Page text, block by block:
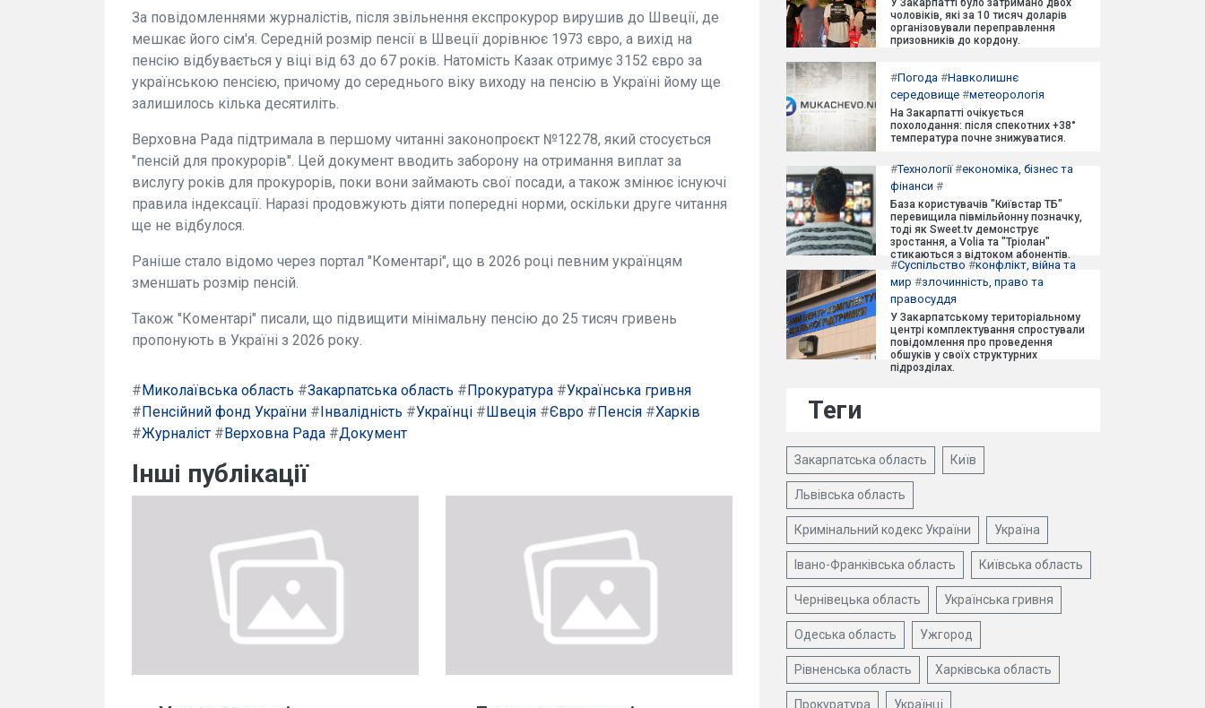
За повідомленнями журналістів, після звільнення експрокурор вирушив до Швеції, де
мешкає його сім'я. Середній розмір пенсії в Швеції дорівнює 1973 євро, а вихід на
пенсію відбувається у віці від 63 до 67 років. Натомість Казак отримує 3152 євро за
українською пенсією, причому до середнього віку виходу на пенсію в Україні йому ще
залишилось кілька десятиліть.
Верховна Рада підтримала в першому читанні законопроєкт №12278, який стосується
"пенсій для прокурорів". Цей документ вводить заборону на отримання виплат за
вислугу років для прокурорів, поки вони займають свої посади, а також змінює існуючі
правила індексації. Наразі продовжують діяти попередні норми, оскільки друге читання
ще не відбулося.
Раніше стало відомо через портал "Коментарі", що в 2026 році певним українцям
зменшать розмір пенсій.
Також "Коментарі" писали, що підвищити мінімальну пенсію до 25 тисяч гривень
пропонують в Україні з 2026 року.
#Миколаївська область #Закарпатська область #Прокуратура #Українська гривня
#Пенсійний фонд України #Інвалідність #Українці #Швеція #Євро #Пенсія #Харків
#Журналіст #Верховна Рада #Документ
Інші публікації
У Закарпатті було затримано двох
чоловіків, які за 10 тисяч доларів
організовували переправлення
призовників до кордону.
#Погода #Навколишнє
середовище #метеорологія
На Закарпатті очікується
похолодання: після спекотних +38°
температура почне знижуватися.
#Технології#економіка, бізнес та
фінанси #
База користувачів "Київстар ТБ"
перевищила півмільйонну позначку,
тоді як Sweet.tv демонструє
зростання, а Volia та "Тріолан"
стикаються з відтоком абонентів.
#Суспільство #конфлікт, війна та
мир #злочинність, право та
правосуддя
У Закарпатському територіальному
центрі комплектування спростували
повідомлення про проведення
обшуків у своїх структурних
підрозділах.
Теги
Закарпатська область Київ
Львівська область
Кримінальний кодекс України Україна
Івано-Франківська область Київська область
Чернівецька область Українська гривня
Одеська область Ужгород
Рівненська область Харківська область
Прокуратура Українці